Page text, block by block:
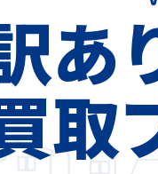
あ
取